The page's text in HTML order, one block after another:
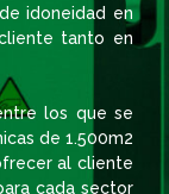
idoneidad en
tanto en
los que se
de 1.500m2
al cliente
cada sector